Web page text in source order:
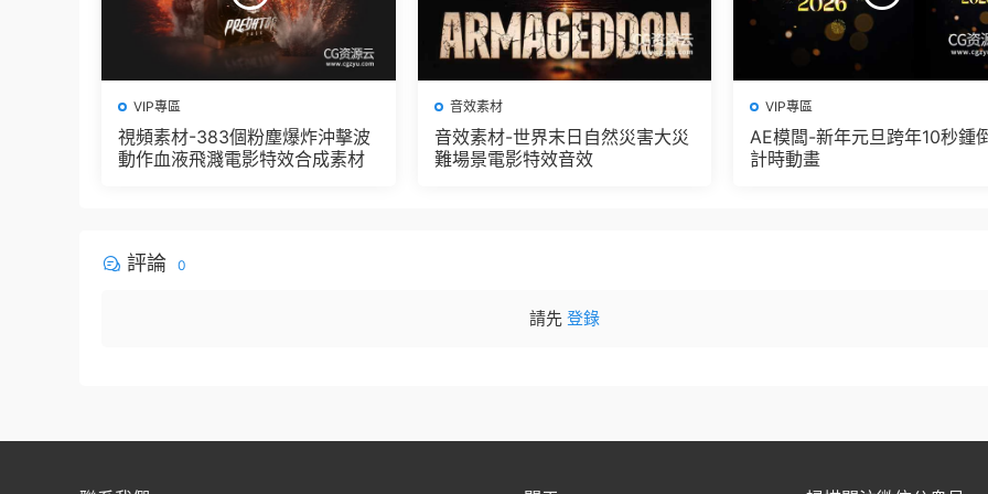
VIP專區
視頻素材-383個粉塵爆炸沖擊波
動作血液飛濺電影特效合成素材
音效素材
音效素材-世界末日自然災害大災
難場景電影特效音效
VIP專區
AE模闆-新年元旦跨年10秒鍾
計時動畫
評論 0
請先 登錄